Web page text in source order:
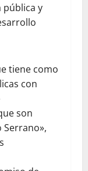
pública y
tiene como
con
son